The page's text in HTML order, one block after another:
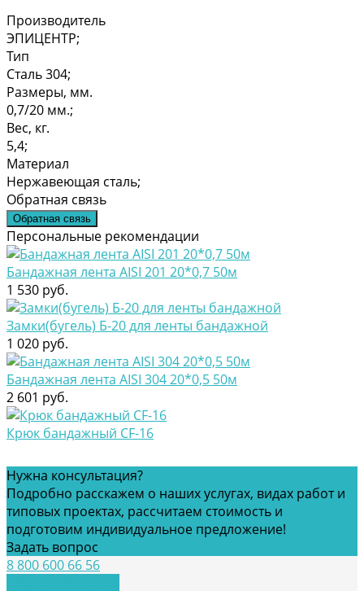
Производитель
ЭПИЦЕНТР;
Тип
Сталь 304;
Размеры, мм.
0,7/20 мм.;
Вес, кг.
5,4;
Материал
Нержавеющая сталь;
Обратная связь
Обратная связь
Персональные рекомендации
Бандажная лента AISI 201 20*0,7 50м
1 530 руб.
Замки(бугель) Б-20 для ленты бандажной
1 020 руб.
Бандажная лента AISI 304 20*0,5 50м
2 601 руб.
Крюк бандажный CF-16
Нужна консультация?
Подробно расскажем о наших услугах, видах работ и
типовых проектах, рассчитаем стоимость и
подготовим индивидуальное предложение!
Задать вопрос
8 800 600 66 56